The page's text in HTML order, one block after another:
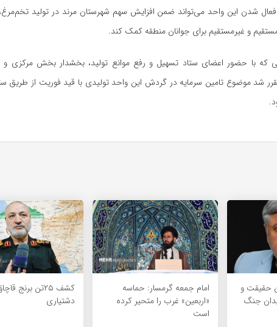
شدن این واحد می‌تواند ضمن افزایش سهم شهرستان مرند در تولید
مستقیم و غیرمستقیم برای جوانان منطقه کمک کند.
که با حضور اعضای ستاد تسهیل و رفع موانع تولید، بخشدار بخش مرکزی و
شد موضوع تامین سرمایه در گردش این واحد تولیدی با قید فوریت از طریق
حقیقت و
جنگ
امام جمعه گرمسار: حماسه
«اربعین» غرب را متحیر کرده
است
کشف ۲۵تن برنج
دشتیاری